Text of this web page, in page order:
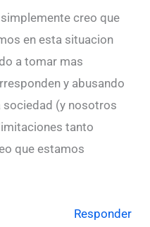
creo que
en esta situacion
a tomar mas
y abusando
sociedad (y nosotros
tanto
que estamos
Responder